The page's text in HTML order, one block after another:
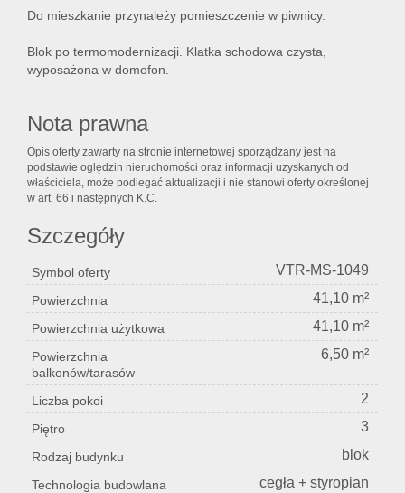
Do mieszkanie przynależy pomieszczenie w piwnicy.
Blok po termomodernizacji. Klatka schodowa czysta,
wyposażona w domofon.
Nota prawna
Opis oferty zawarty na stronie internetowej sporządzany jest na
podstawie oględzin nieruchomości oraz informacji uzyskanych od
właściciela, może podlegać aktualizacji i nie stanowi oferty określonej
w art. 66 i następnych K.C.
Szczegóły
Symbol oferty VTR-MS-1049
Powierzchnia 41,10 m²
Powierzchnia użytkowa 41,10 m²
Powierzchnia
balkonów/tarasów
6,50 m²
Liczba pokoi 2
Piętro 3
Rodzaj budynku blok
Technologia budowlana cegła + styropian